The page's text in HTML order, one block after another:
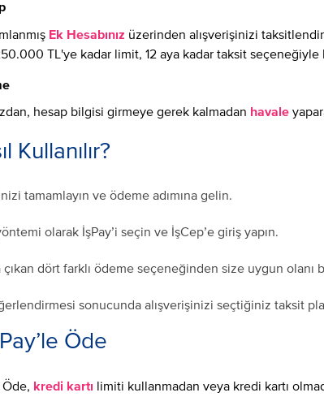
Ek Hesabınız üzerinden alışverişinizi
TL'ye kadar limit, 12 aya kadar taksit seçeneğiyle
hesap bilgisi girmeye gerek kalmadan havale
Kullanılır?
tamamlayın ve ödeme adımına gelin.
olarak İşPay’i seçin ve İşCep’e giriş yapın.
çıkan dört farklı ödeme seçeneğinden size uygun olanı
sonucunda alışverişinizi seçtiğiniz taksit
Öde
Öde, kredi kartı limiti kullanmadan veya kredi kartı